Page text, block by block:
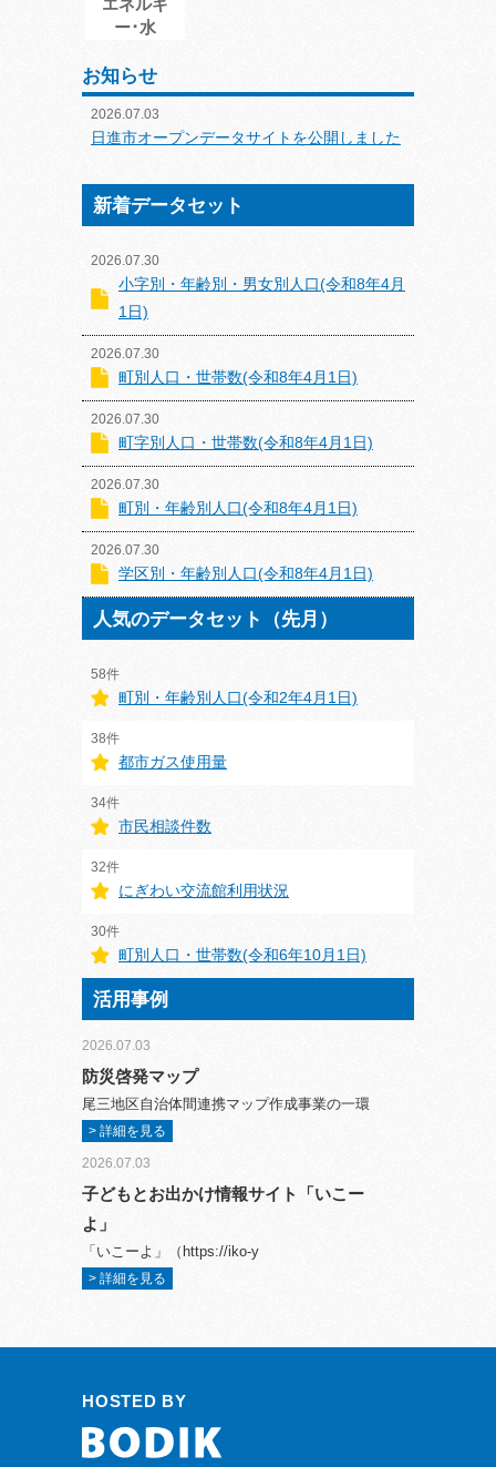
エネルギ
ー･水
お知らせ
2026.07.03
日進市オープンデータサイトを公開しました
新着データセット
2026.07.30
小字別・年齢別・男女別人口(令和8年4月
1日)
2026.07.30
町別人口・世帯数(令和8年4月1日)
2026.07.30
町字別人口・世帯数(令和8年4月1日)
2026.07.30
町別・年齢別人口(令和8年4月1日)
2026.07.30
学区別・年齢別人口(令和8年4月1日)
人気のデータセット（先月）
58件
町別・年齢別人口(令和2年4月1日)
38件
都市ガス使用量
34件
市民相談件数
32件
にぎわい交流館利用状況
30件
町別人口・世帯数(令和6年10月1日)
活用事例
2026.07.03
防災啓発マップ
尾三地区自治体間連携マップ作成事業の一環
> 詳細を見る
2026.07.03
子どもとお出かけ情報サイト「いこー
よ」
「いこーよ」（https://iko-y
> 詳細を見る
HOSTED BY